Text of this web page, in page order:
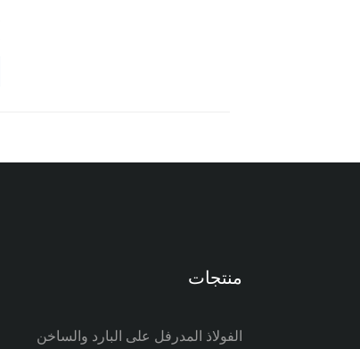
منتجات
الفولاذ المدرفل على البارد والساخن